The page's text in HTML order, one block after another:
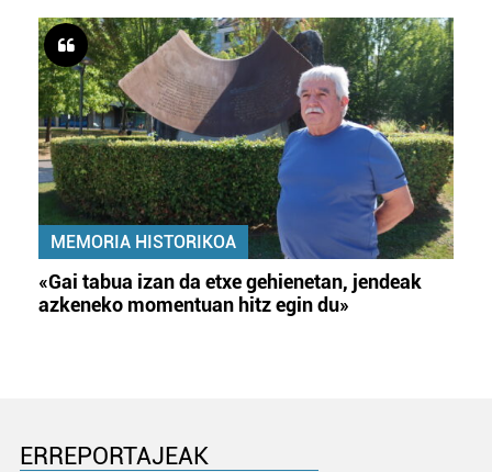
MEMORIA HISTORIKOA
«Gai tabua izan da etxe gehienetan, jendeak
azkeneko momentuan hitz egin du»
ERREPORTAJEAK